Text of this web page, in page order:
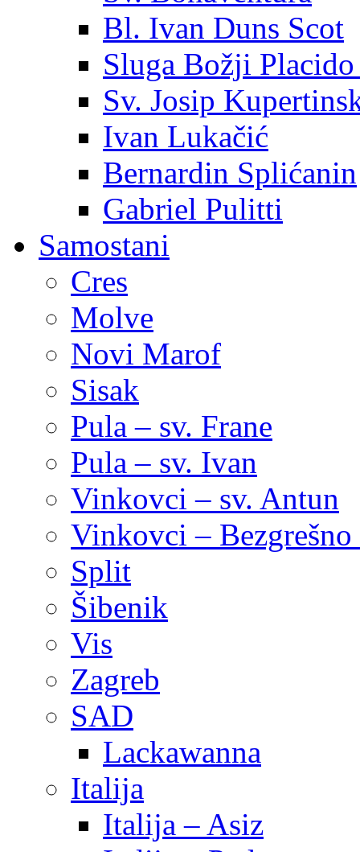
Bl. Ivan Duns Scot
Sluga Božji Placido
Sv. Josip
Ivan Lukačić
Bernardin Splićanin
Gabriel Pulitti
Samostani
Cres
Molve
Novi Marof
Sisak
Pula – sv. Frane
Pula – sv. Ivan
Vinkovci – sv. Antun
Vinkovci –
Split
Šibenik
Vis
Zagreb
SAD
Lackawanna
Italija
Italija – Asiz